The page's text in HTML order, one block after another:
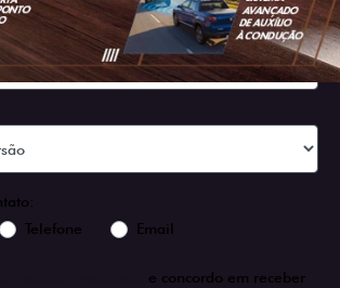
Telefone Email
e concordo em receber